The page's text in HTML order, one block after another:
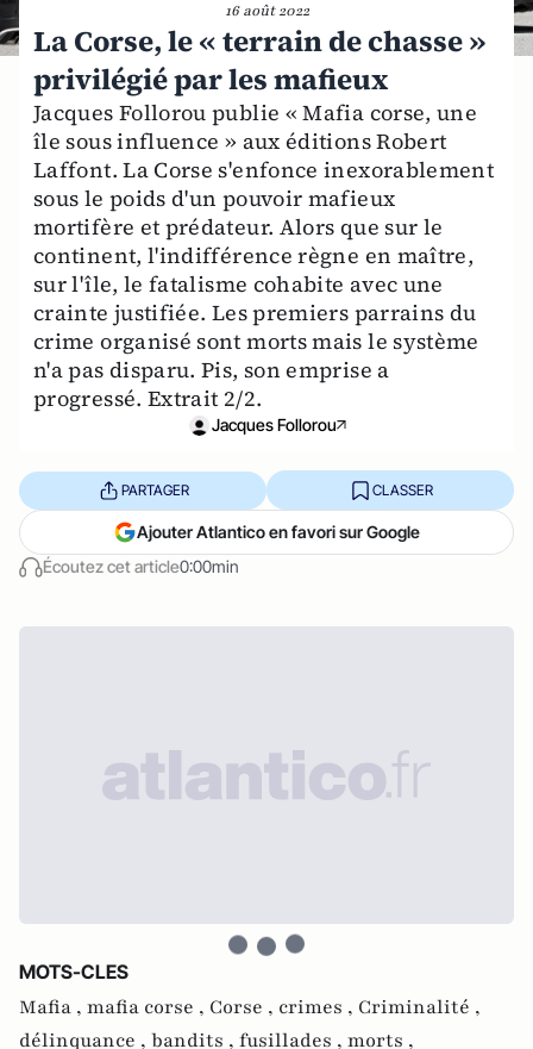
16 août 2022
La Corse, le « terrain de chasse »
privilégié par les mafieux
Jacques Follorou publie « Mafia corse, une
île sous influence » aux éditions Robert
Laffont. La Corse s'enfonce inexorablement
sous le poids d'un pouvoir mafieux
mortifère et prédateur. Alors que sur le
continent, l'indifférence règne en maître,
sur l'île, le fatalisme cohabite avec une
crainte justifiée. Les premiers parrains du
crime organisé sont morts mais le système
n'a pas disparu. Pis, son emprise a
progressé. Extrait 2/2.
Jacques Follorou
Écoutez cet article0:00min
PARTAGER CLASSER
Ajouter Atlantico en favori sur Google
MOTS-CLES
Mafia , mafia corse , Corse , crimes , Criminalité ,
délinquance , bandits , fusillades , morts ,